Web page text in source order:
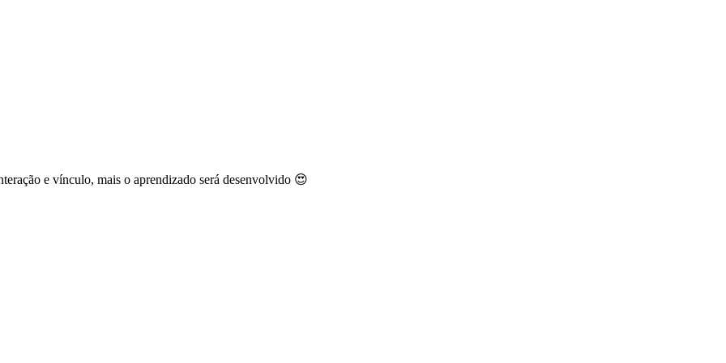
e vínculo, mais o aprendizado será desenvolvido 😍